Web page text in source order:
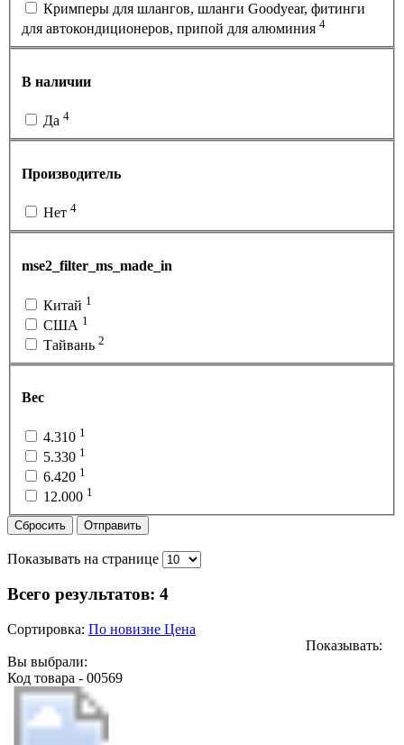
Кримперы для шлангов, шланги Goodyear, фитинги
для автокондиционеров, припой для алюминия 4
В наличии
Да 4
Производитель
Нет 4
mse2_filter_ms_made_in
Китай 1
США 1
Тайвань 2
Вес
4.310 1
5.330 1
6.420 1
12.000 1
Сбросить Отправить
Показывать на странице
Всего результатов: 4
Сортировка: По новизне Цена
Показывать:
Вы выбрали:
Код товара - 00569